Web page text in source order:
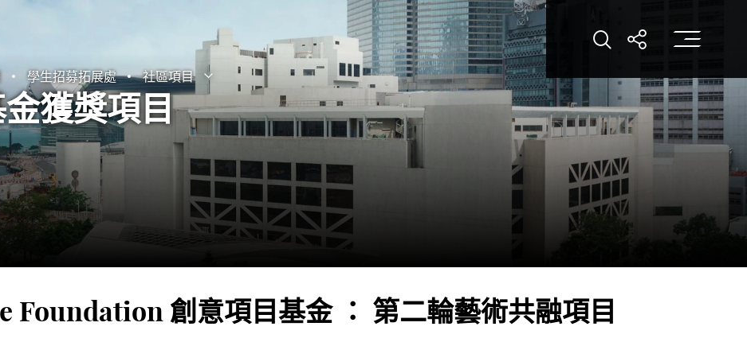
打開搜索打開分享打
學生招募拓展處 社區項目 打開子選單
關閉子選單
獲獎項目
Foundation 創意項目基金 ： 第二輪藝術共融項目